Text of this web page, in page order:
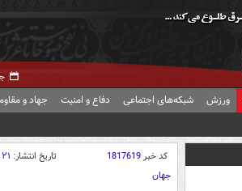
ورزش شبکه‌های اجتماعی دفاع و امنیت جهاد و
کد خبر1817619 تاریخ انتشار: ۲۱ خرداد ۱۴۰۵ - ۱۱:۰۰
جهان